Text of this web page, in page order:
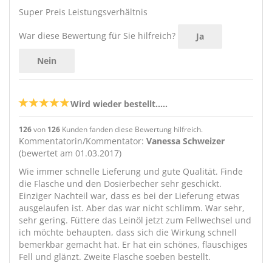
Super Preis Leistungsverhältnis
War diese Bewertung für Sie hilfreich? Ja
Nein
Wird wieder bestellt.....
126von 126 Kunden fanden diese Bewertung hilfreich.
Kommentatorin/Kommentator: Vanessa Schweizer
(bewertet am 01.03.2017)
Wie immer schnelle Lieferung und gute Qualität. Finde
die Flasche und den Dosierbecher sehr geschickt.
Einziger Nachteil war, dass es bei der Lieferung etwas
ausgelaufen ist. Aber das war nicht schlimm. War sehr,
sehr gering. Füttere das Leinöl jetzt zum Fellwechsel und
ich möchte behaupten, dass sich die Wirkung schnell
bemerkbar gemacht hat. Er hat ein schönes, flauschiges
Fell und glänzt. Zweite Flasche soeben bestellt.